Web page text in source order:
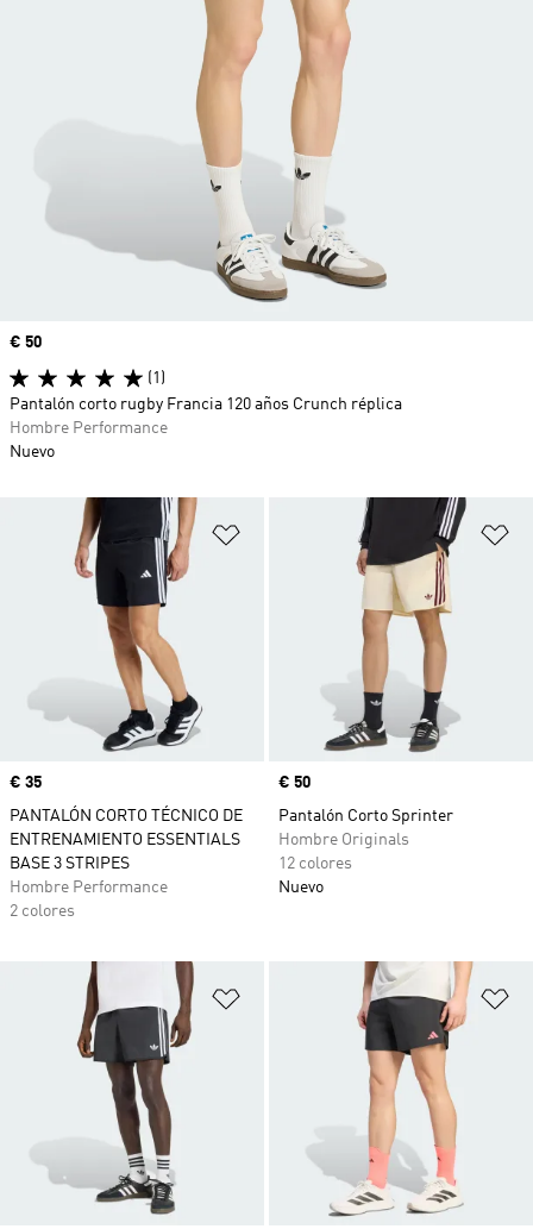
Añadir a la lista de deseos
Precio
€ 35
PANTALÓN CORTO TÉCNICO DE
ENTRENAMIENTO ESSENTIALS
BASE 3 STRIPES
Hombre Performance
2 colores
Precio
€ 50
Pantalón Corto Sprinter
Hombre Originals
12 colores
Nuevo
Añadir a la lista de deseos
Precio
€ 50
(1)
Pantalón corto rugby Francia 120 años Crunch réplica
Hombre Performance
Nuevo